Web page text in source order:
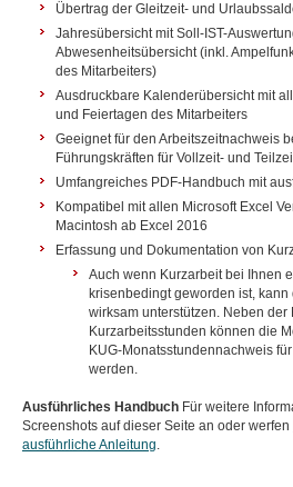
Übertrag der Gleitzeit- und
Jahresübersicht mit Soll-IST-
Abwesenheitsübersicht (inkl.
des Mitarbeiters)
Ausdruckbare Kalenderübersicht mit
und Feiertagen des Mitarbeiters
Geeignet für den Arbeitszeitnachweis
Führungskräften für Vollzeit- und
Umfangreiches PDF-Handbuch mit
Kompatibel mit allen Microsoft Excel
Macintosh ab Excel 2016
Erfassung und Dokumentation von
Auch wenn Kurzarbeit bei Ihnen
krisenbedingt geworden ist,
wirksam unterstützen. Neben der
Kurzarbeitsstunden können die
KUG-Monatsstundennachweis
werden.
Ausführliches Handbuch Für weitere
Screenshots auf dieser Seite an oder werfen
ausführliche Anleitung.